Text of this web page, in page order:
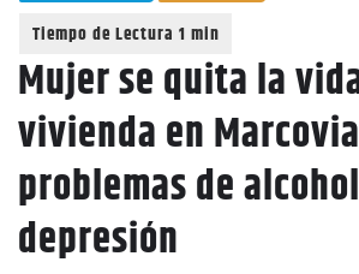
Mujer se quita la
vivienda en
problemas de
depresión